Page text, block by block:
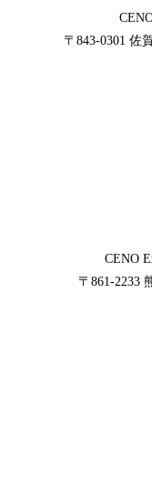
〒843-0301 佐
CENO
〒861-2233